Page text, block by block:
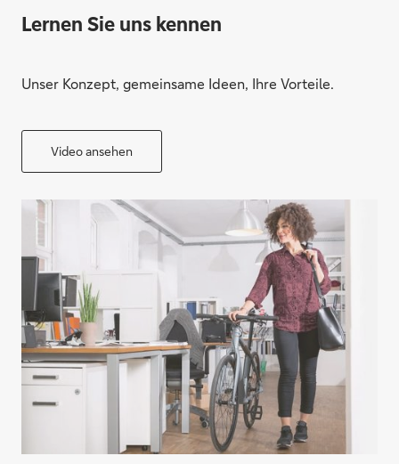
Lernen Sie uns kennen
Unser Konzept, gemeinsame Ideen, Ihre Vorteile.
Video ansehen